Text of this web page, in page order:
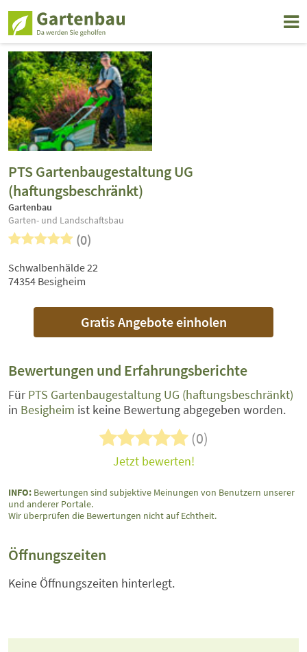
PTS Gartenbaugestaltung UG
(haftungsbeschränkt)
Gartenbau
Garten- und Landschaftsbau
(0)
Schwalbenhälde 22
74354 Besigheim
Gratis Angebote einholen
Bewertungen und Erfahrungsberichte
FürPTS Gartenbaugestaltung UG (haftungsbeschränkt)
in Besigheim ist keine Bewertung abgegeben worden.
(0)
Jetzt bewerten!
INFO: Bewertungen sind subjektive Meinungen von Benutzern unserer
und anderer Portale.
Wir überprüfen die Bewertungen nicht auf Echtheit.
Öffnungszeiten
Keine Öffnungszeiten hinterlegt.